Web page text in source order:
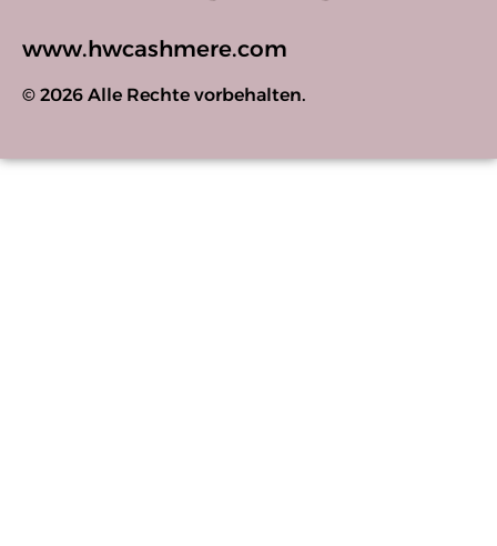
www.hwcashmere.com
© 2026 Alle Rechte vorbehalten.